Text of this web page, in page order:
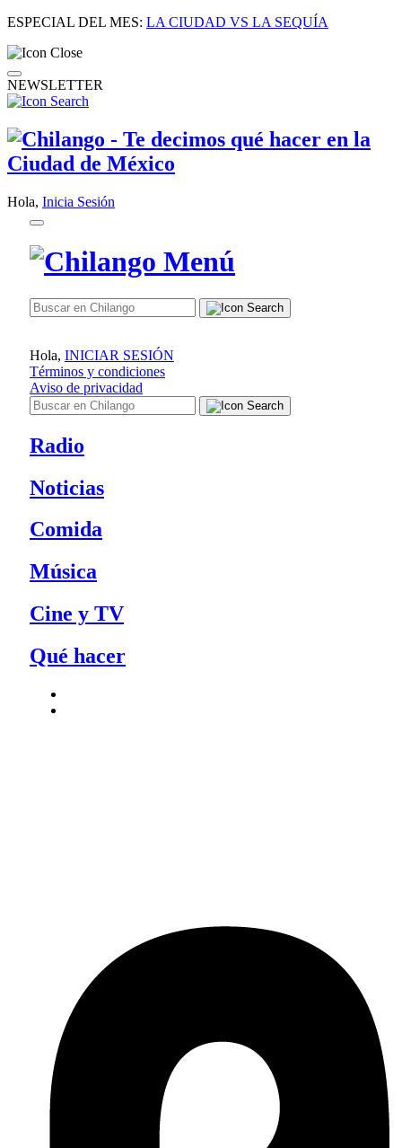
ESPECIAL DEL MES: LA CIUDAD VS LA SEQUÍA
NEWSLETTER
Hola, Inicia Sesión
Hola, INICIAR SESIÓN
Términos y condiciones
Aviso de privacidad
Radio
Noticias
Comida
Música
Cine y TV
Qué hacer